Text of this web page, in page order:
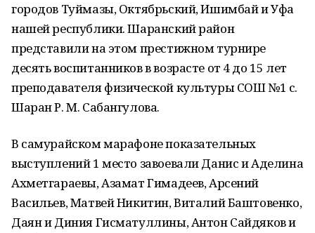
городов Туймазы, Октябрьский, Ишимбай и Уфа
нашей республики. Шаранский район
представили на этом престижном турнире
десять воспитанников в возрасте от 4 до 15 лет
преподавателя физической культуры СОШ №1 с.
Шаран Р. М. Сабангулова.
В самурайском марафоне показательных
выступлений 1 место завоевали Данис и Аделина
Ахметгараевы, Азамат Гимадеев, Арсений
Васильев, Матвей Никитин, Виталий Баштовенко,
Даян и Диния Гисматуллины, Антон Сайдяков и